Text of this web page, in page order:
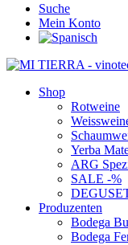
Suche
Mein Konto
Shop
Rotweine
Yerba
ARG
SALE -%
Produzenten
Bodega
Bodega